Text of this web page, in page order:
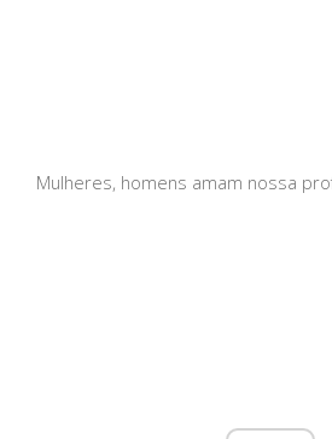
Mulheres, homens amam nossa